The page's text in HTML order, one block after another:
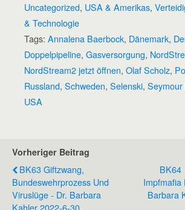
Uncategorized, USA & Amerikas,
& Technologie
Tags: Annalena Baerbock, Dänemark,
Doppelpipeline, Gasversorgung,
NordStream2 jetzt öffnen, Olaf Scholz,
Russland, Schweden, Selenski, Seymour
USA
Vorheriger Beitrag
BK63 Giftzwang,
Bundeswehrprozess Und
Viruslüge - Dr. Barbara
BK64
Impfmafia
Barbara